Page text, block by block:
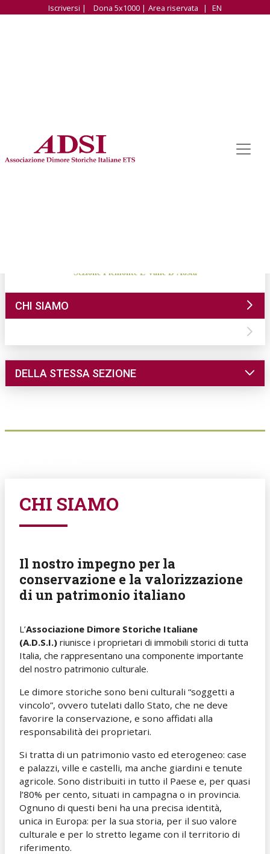
Iscriversi | Dona 5x1000 | Area riservata | EN
Sezione Piemonte E Valle D'Aosta
CHI SIAMO
DELLA STESSA SEZIONE
CHI SIAMO
Il nostro impegno per la
conservazione e la valorizzazione
di un patrimonio italiano
L’Associazione Dimore Storiche Italiane
(A.D.S.I.) riunisce i proprietari di immobili storici di tutta
Italia, che rappresentano una componente importante
del nostro patrimonio culturale.
Le dimore storiche sono beni culturali “soggetti a
vincolo”, ovvero tutelati dallo Stato, che ne deve
favorire la conservazione, e sono affidati alla
responsabilità dei proprietari.
Si tratta di un patrimonio vasto ed eterogeneo: case
e palazzi, ville e castelli, ma anche giardini e tenute
agricole. Sono distribuiti in tutto il Paese e, per quasi
l’80% per cento, situati in campagna o in provincia.
Ognuno di questi beni ha una precisa identità,
unica in Europa: per la sua storia, per il suo valore
culturale e per lo stretto legame con il territorio di
riferimento.